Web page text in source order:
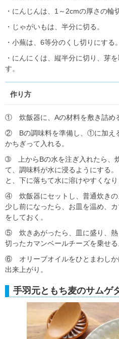
・にんじんは、1～2cmの厚さの輪
・じゃがいもは、半分に切る。
・小蕪は、6等分のくし切りにする。
・にんにくは、縦半分に切り、芽
す。
作り方
① 炊飯器に、Aの材料を敷き詰め
② Bの調味料を準備し、①に加え
かちぎって入れる。
➂ 上からBの水を注ぎ入れたら、
て、調味料が水に浸るようにする
と、下に落ちて水に溶けやすくなり
④ 炊飯器にセットし、普通炊きの
少し前になったら、お皿を温め、
をしておく。
⑤ 炊きあがったら、皿に盛り、熱
切ったカマンベールチーズを乗せる
⑥ オリーブオイルをひとまわしか
出来上がり。
手羽元ともち麦のサムゲ